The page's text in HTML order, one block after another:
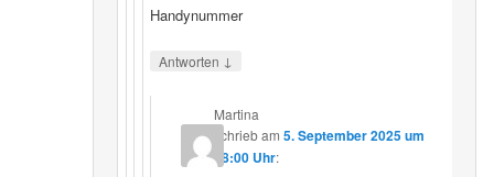
Handynummer
Antworten ↓
Martina
schriebam 5. September 2025 um
18:00 Uhr: